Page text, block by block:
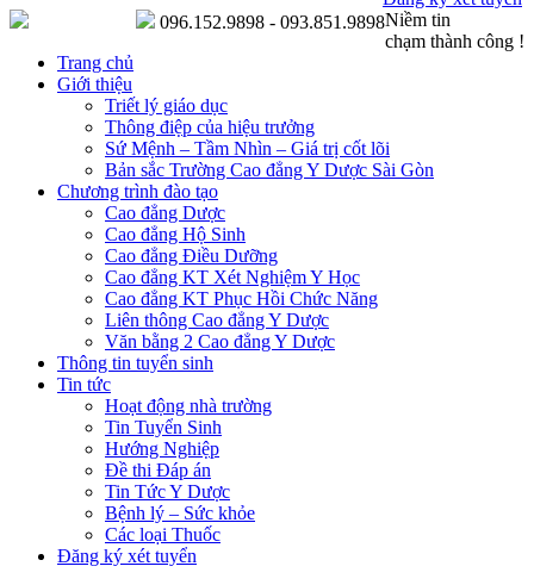
Niềm tin
chạm thành công !
096.152.9898 - 093.851.9898
Trang chủ
Giới thiệu
Triết lý giáo dục
Thông điệp của hiệu trưởng
Sứ Mệnh – Tầm Nhìn – Giá trị cốt lõi
Bản sắc Trường Cao đẳng Y Dược Sài Gòn
Chương trình đào tạo
Cao đẳng Dược
Cao đẳng Hộ Sinh
Cao đẳng Điều Dưỡng
Cao đẳng KT Xét Nghiệm Y Học
Cao đẳng KT Phục Hồi Chức Năng
Liên thông Cao đẳng Y Dược
Văn bằng 2 Cao đẳng Y Dược
Thông tin tuyển sinh
Tin tức
Hoạt động nhà trường
Tin Tuyển Sinh
Hướng Nghiệp
Đề thi Đáp án
Tin Tức Y Dược
Bệnh lý – Sức khỏe
Các loại Thuốc
Đăng ký xét tuyển